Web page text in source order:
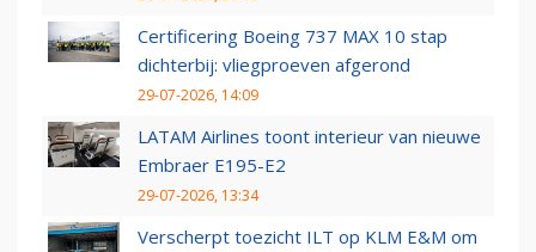
Certificering Boeing 737 MAX 10 stap
dichterbij: vliegproeven afgerond
29-07-2026, 14:09
LATAM Airlines toont interieur van nieuwe
Embraer E195-E2
29-07-2026, 13:34
Verscherpt toezicht ILT op KLM E&M om